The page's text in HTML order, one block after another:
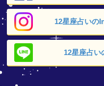
12星座占いの
12星座占い